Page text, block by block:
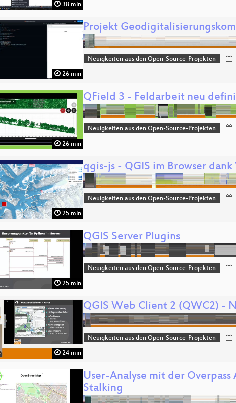
38 min
26 min
Projekt
Neuigkeiten aus den Open-Source-Projekten
26 min
QField 3 - Feldarbeit neu
Neuigkeiten aus den Open-Source-Projekten
25 min
qgis-js - QGIS im Browser
Neuigkeiten aus den Open-Source-Projekten
25 min
QGIS Server Plugins
Neuigkeiten aus den Open-Source-Projekten
24 min
QGIS Web Client 2 (QWC2) -
Neuigkeiten aus den Open-Source-Projekten
User-Analyse mit der
Stalking